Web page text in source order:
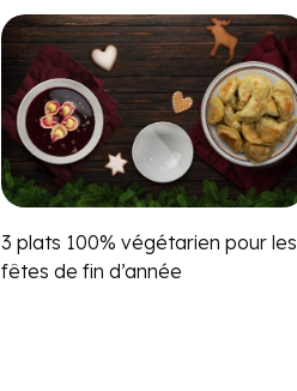
3 plats 100% végétarien pour les
fêtes de fin d’année